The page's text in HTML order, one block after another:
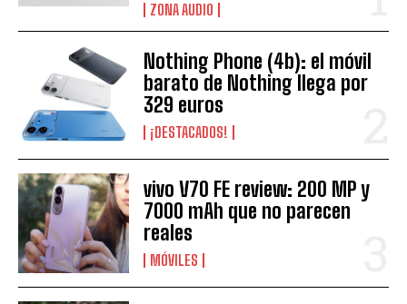
ZONA AUDIO
Nothing Phone (4b): el móvil
barato de Nothing llega por
329 euros
¡DESTACADOS!
vivo V70 FE review: 200 MP y
7000 mAh que no parecen
reales
MÓVILES